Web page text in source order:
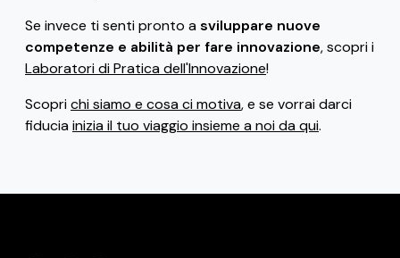
Se invece ti senti pronto asviluppare nuove
competenze e abilità per fare innovazione, scopri i
Laboratori di Pratica dell'Innovazione!
Scoprichi siamo e cosa ci motiva, e se vorrai darci
fiduciainizia il tuo viaggio insieme a noi da qui.